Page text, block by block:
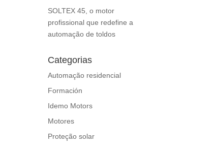
SOLTEX 45, o motor
profissional que redefine a
automação de toldos
Categorias
Automação residencial
Formación
Idemo Motors
Motores
Proteção solar